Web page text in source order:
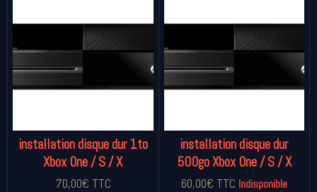
installation disque dur 1to
Xbox One / S / X
70,00€ TTC
installation disque dur
500go Xbox One / S / X
60,00€ TTC Indisponible